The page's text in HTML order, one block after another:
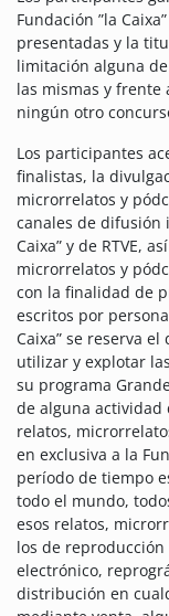
Fundación ”la
presentadas y la
limitación alguna
las mismas y frente
ningún otro
Los participantes
finalistas, la
microrrelatos y
canales de difusión
Caixa” y de RTVE,
microrrelatos y
con la finalidad de
escritos por
Caixa” se reserva
utilizar y explotar
su programa
de alguna actividad
relatos,
en exclusiva a la
período de tiempo
todo el mundo,
esos relatos,
los de
electrónico,
distribución en